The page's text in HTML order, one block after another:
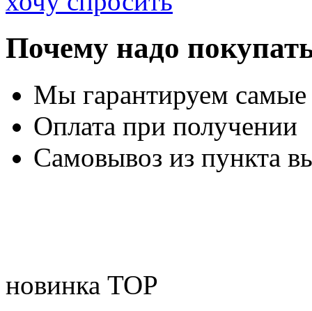
Почему надо
Мы гарантируем
Оплата при получении
Самовывоз из пункта
новинка TOP